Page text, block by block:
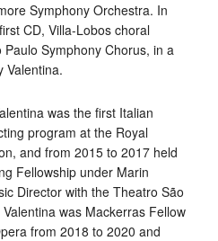
Symphony Orchestra. In
CD, Villa-Lobos choral
Symphony Chorus, in a
Valentina.
was the first Italian
program at the Royal
and from 2015 to 2017 held
Fellowship under Marin
Director with the Theatro São
was Mackerras Fellow
from 2018 to 2020 and